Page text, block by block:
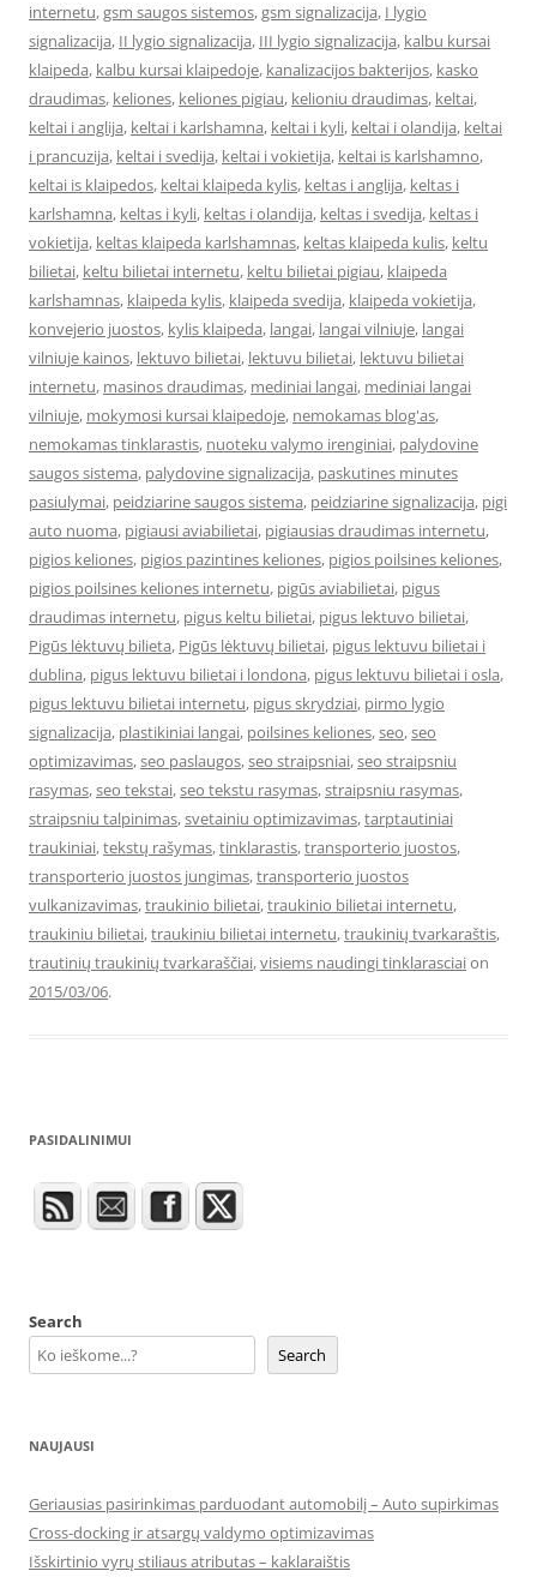
internetu,gsm saugos sistemos,gsm signalizacija, I lygio
signalizacija, II lygio signalizacija, III lygio signalizacija, kalbu kursai
klaipeda, kalbu kursai klaipedoje, kanalizacijos bakterijos, kasko
draudimas, keliones, keliones pigiau, kelioniu draudimas, keltai,
keltai i anglija, keltai i karlshamna, keltai i kyli, keltai i olandija, keltai
i prancuzija, keltai i svedija, keltai i vokietija, keltai is karlshamno,
keltai is klaipedos, keltai klaipeda kylis, keltas i anglija, keltas i
karlshamna, keltas i kyli, keltas i olandija, keltas i svedija, keltas i
vokietija, keltas klaipeda karlshamnas, keltas klaipeda kulis, keltu
bilietai, keltu bilietai internetu, keltu bilietai pigiau, klaipeda
karlshamnas, klaipeda kylis, klaipeda svedija, klaipeda vokietija,
konvejerio juostos, kylis klaipeda, langai, langai vilniuje, langai
vilniuje kainos, lektuvo bilietai, lektuvu bilietai, lektuvu bilietai
internetu, masinos draudimas, mediniai langai, mediniai langai
vilniuje, mokymosi kursai klaipedoje, nemokamas blog'as,
nemokamas tinklarastis, nuoteku valymo irenginiai, palydovine
saugos sistema, palydovine signalizacija, paskutines minutes
pasiulymai, peidziarine saugos sistema, peidziarine signalizacija, pigi
auto nuoma, pigiausi aviabilietai, pigiausias draudimas internetu,
pigios keliones, pigios pazintines keliones, pigios poilsines keliones,
pigios poilsines keliones internetu, pigūs aviabilietai, pigus
draudimas internetu, pigus keltu bilietai, pigus lektuvo bilietai,
Pigūs lėktuvų bilieta, Pigūs lėktuvų bilietai, pigus lektuvu bilietai i
dublina, pigus lektuvu bilietai i londona, pigus lektuvu bilietai i osla,
pigus lektuvu bilietai internetu, pigus skrydziai, pirmo lygio
signalizacija, plastikiniai langai, poilsines keliones,seo,seo
optimizavimas,seo paslaugos,seo straipsniai,seo straipsniu
rasymas,seo tekstai,seo tekstu rasymas,straipsniu rasymas,
straipsniu talpinimas,svetainiu optimizavimas,tarptautiniai
traukiniai,tekstų rašymas,tinklarastis,transporterio juostos,
transporterio juostos jungimas,transporterio juostos
vulkanizavimas,traukinio bilietai,traukinio bilietai internetu,
traukiniu bilietai,traukiniu bilietai internetu,traukinių tvarkaraštis,
trautinių traukinių tvarkaraščiai,visiems naudingi tinklarasciaion
2015/03/06.
PASIDALINIMUI
Search
Search
NAUJAUSI
Geriausias pasirinkimas parduodant automobilį – Auto supirkimas
Cross-docking ir atsargų valdymo optimizavimas
Išskirtinio vyrų stiliaus atributas – kaklaraištis